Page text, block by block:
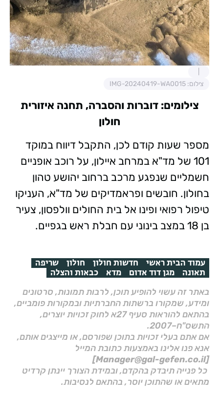
צילום: IMG-20240419-WA0015
צילומים: דוברות והסברה, תחנה איזורית
חולון
מספר שעות קודם לכן, התקבל דיווח במוקד
101 של מד"א במרחב איילון, על רוכב אופניים
חשמליים שנפגע מרכב ברחוב יהושע טהון
בחולון. חובשים ופראמדיקים של מד"א, העניקו
טיפול רפואי ופינו אל בית החולים וולפסון, צעיר
בן 18 במצב בינוני עם חבלת ראש בגפיים.
עמוד הבית ראשי חדשות חולון חולון שריפה
תאונה מגן דוד אדום מדא כבאות והצלה
באתר זה עשוי להופיע תוכן, לרבות תמונות, סרטונים
ומידע, שמקורו ברשתות החברתיות ובמקורות פומביים,
בהתאם להוראות סעיף 27א לחוק זכויות יוצרים,
התשס"ח–2007.
אם אתם בעלי זכויות בתוכן שפורסם, או מייצגים אותם,
אנא פנו אלינו באמצעות כתובת המייל
[Manager@gal-gefen.co.il]
כל פנייה תיבדק בהקדם, ובמידת הצורך יינתן קרדיט
מתאים או שהתוכן יוסר, בהתאם לנסיבות.